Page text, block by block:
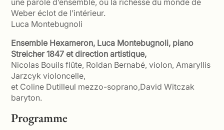
une parole d’ensemble, où la richesse du monde de
Weber éclot de l’intérieur.
Luca Montebugnoli
Ensemble Hexameron, Luca Montebugnoli, piano
Streicher 1847 et direction artistique,
Nicolas Bouils flûte, Roldan Bernabé, violon, Amaryllis
Jarzcyk violoncelle,
et Coline Dutilleul mezzo-soprano,David Witczak
baryton.
Programme